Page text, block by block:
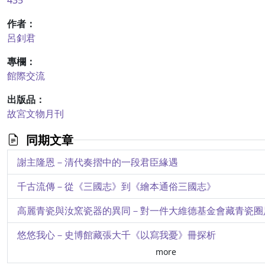
作者：
呂釗君
專欄：
館際交流
出版品：
故宮文物月刊
同期文章
謝主隆恩－清代奏摺中的一段君臣緣遇
千古流傳－從《三國志》到《繪本通俗三國志》
高麗青瓷與汝窯瓷器的異同－對一件大維德基金會藏青瓷
悠悠我心－史博館藏張大千《以寫我憂》冊探析
繡畫大千－謝書賢〈繡張大千仕女圖〉
more